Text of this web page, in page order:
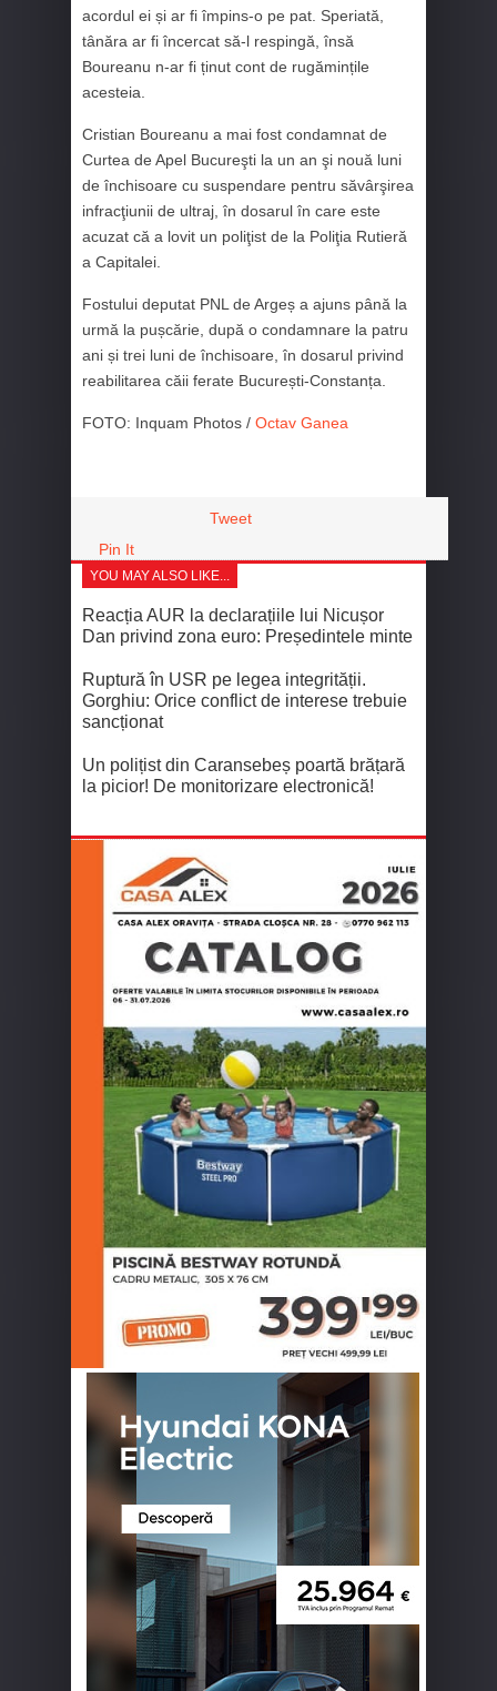
acordul ei și ar fi împins-o pe pat. Speriată,
tânăra ar fi încercat să-l respingă, însă
Boureanu n-ar fi ținut cont de rugămințile
acesteia.
Cristian Boureanu a mai fost condamnat de
Curtea de Apel Bucureşti la un an şi nouă luni
de închisoare cu suspendare pentru săvârşirea
infracţiunii de ultraj, în dosarul în care este
acuzat că a lovit un poliţist de la Poliţia Rutieră
a Capitalei.
Fostului deputat PNL de Argeș a ajuns până la
urmă la pușcărie, după o condamnare la patru
ani și trei luni de închisoare, în dosarul privind
reabilitarea căii ferate București-Constanța.
FOTO: Inquam Photos / Octav Ganea
Tweet
Pin It
YOU MAY ALSO LIKE...
Reacția AUR la declarațiile lui Nicușor
Dan privind zona euro: Președintele minte
Ruptură în USR pe legea integrității.
Gorghiu: Orice conflict de interese trebuie
sancționat
Un polițist din Caransebeș poartă brățară
la picior! De monitorizare electronică!